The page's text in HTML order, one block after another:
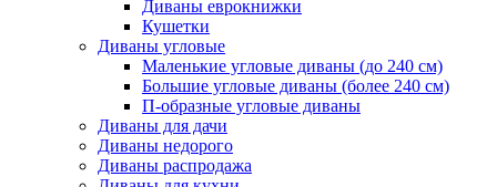
Диваны еврокнижки
Кушетки
Диваны угловые
Маленькие угловые диваны (до 240 см)
Большие угловые диваны (более 240 см)
П-образные угловые диваны
Диваны для дачи
Диваны недорого
Диваны распродажа